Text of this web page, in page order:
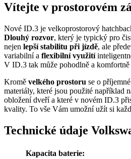
Vítejte v prostorovém
Nové ID.3 je velkoprostorový
Dlouhý rozvor, který je typický pro
nejen lepší stabilitu při jízdě, ale
variabilní a flexibilní využití
V ID.3 tak může pohodlně a komfortně
Kromě velkého prostoru se o
materiály, které jsou použité například
obložení dveří a které v novém ID.3
kvality. To vše Vám umožní užít si
Technické údaje
Kapacita baterie: